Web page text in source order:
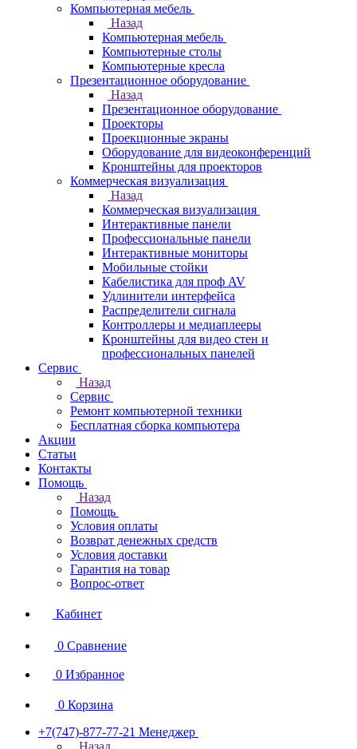
Компьютерная мебель
Назад
Компьютерная мебель
Компьютерные столы
Компьютерные кресла
Презентационное оборудование
Назад
Презентационное оборудование
Проекторы
Проекционные экраны
Оборудование для видеоконференций
Кронштейны для проекторов
Коммерческая визуализация
Назад
Коммерческая визуализация
Интерактивные панели
Профессиональные панели
Интерактивные мониторы
Мобильные стойки
Кабелистика для проф AV
Удлинители интерфейса
Распределители сигнала
Контроллеры и медиаплееры
Кронштейны для видео стен и
профессиональных панелей
Сервис
Назад
Сервис
Ремонт компьютерной техники
Бесплатная сборка компьютера
Акции
Статьи
Контакты
Помощь
Назад
Помощь
Условия оплаты
Возврат денежных средств
Условия доставки
Гарантия на товар
Вопрос-ответ
Кабинет
0 Сравнение
0 Избранное
0 Корзина
+7(747)-877-77-21 Менеджер
Назад